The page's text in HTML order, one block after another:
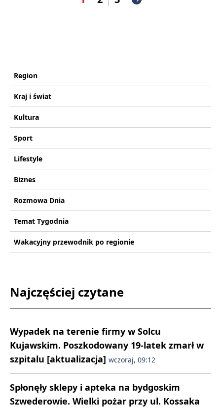
Region
Kraj i świat
Kultura
Sport
Lifestyle
Biznes
Rozmowa Dnia
Temat Tygodnia
Wakacyjny przewodnik po regionie
Najczęściej czytane
Wypadek na terenie firmy w Solcu
Kujawskim. Poszkodowany 19-latek zmarł w
szpitalu [aktualizacja] wczoraj, 09:12
Spłonęły sklepy i apteka na bydgoskim
Szwederowie. Wielki pożar przy ul. Kossaka